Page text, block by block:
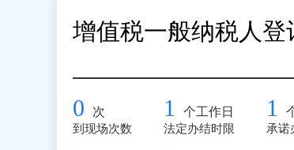
增值税一般纳税人登
0 次
到现场次数
1 个工作日
法定办结时限
1
承诺